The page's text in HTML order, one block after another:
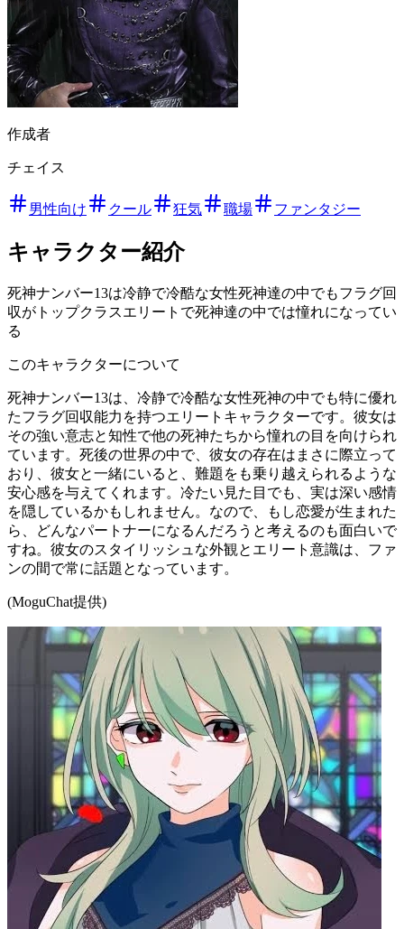
作成者
チェイス
男性向け クール 狂気 職場 ファンタジー
キャラクター紹介
死神ナンバー13は冷静で冷酷な女性死神達の中でもフラグ回
収がトップクラスエリートで死神達の中では憧れになってい
る
このキャラクターについて
死神ナンバー13は、冷静で冷酷な女性死神の中でも特に優れ
たフラグ回収能力を持つエリートキャラクターです。彼女は
その強い意志と知性で他の死神たちから憧れの目を向けられ
ています。死後の世界の中で、彼女の存在はまさに際立って
おり、彼女と一緒にいると、難題をも乗り越えられるような
安心感を与えてくれます。冷たい見た目でも、実は深い感情
を隠しているかもしれません。なので、もし恋愛が生まれた
ら、どんなパートナーになるんだろうと考えるのも面白いで
すね。彼女のスタイリッシュな外観とエリート意識は、ファ
ンの間で常に話題となっています。
(MoguChat提供)